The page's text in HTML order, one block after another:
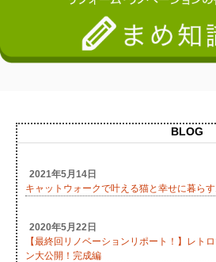
BLOG
2021年5月14日
キャットウォークで叶える猫と幸せに暮ら
2020年5月22日
【最終回リノベーションリポート！】レト
ン大公開！完成編